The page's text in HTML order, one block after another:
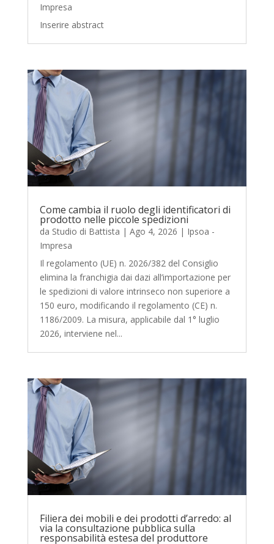
Impresa
Inserire abstract
Come cambia il ruolo degli identificatori di
prodotto nelle piccole spedizioni
da Studio di Battista | Ago 4, 2026 | Ipsoa -
Impresa
Il regolamento (UE) n. 2026/382 del Consiglio
elimina la franchigia dai dazi all’importazione per
le spedizioni di valore intrinseco non superiore a
150 euro, modificando il regolamento (CE) n.
1186/2009. La misura, applicabile dal 1° luglio
2026, interviene nel...
Filiera dei mobili e dei prodotti d’arredo: al
via la consultazione pubblica sulla
responsabilità estesa del produttore